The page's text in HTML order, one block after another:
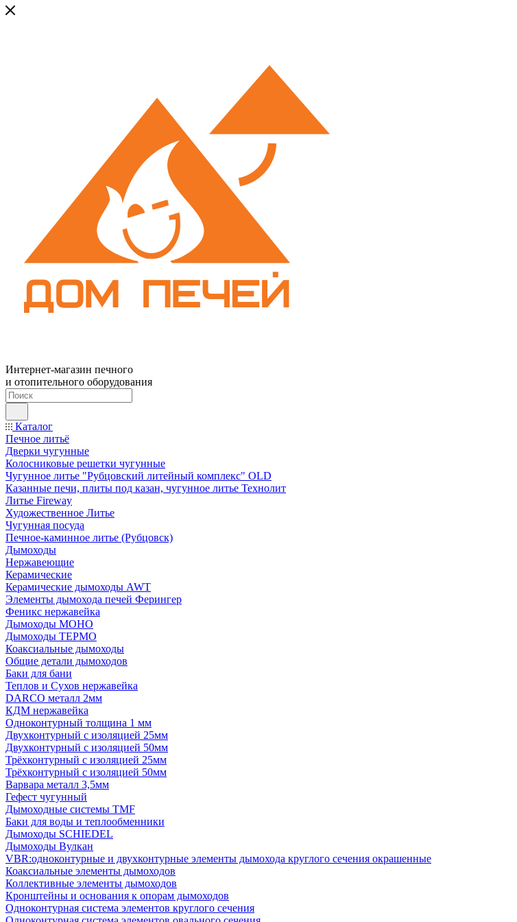
Интернет-магазин печного
и отопительного оборудования
Каталог
Печное литьё
Дверки чугунные
Колосниковые решетки чугунные
Чугунное литье "Рубцовский литейный комплекс" OLD
Казанные печи, плиты под казан, чугунное литье Технолит
Литье Fireway
Художественное Литье
Чугунная посуда
Печное-каминное литье (Рубцовск)
Дымоходы
Нержавеющие
Керамические
Керамические дымоходы AWT
Элементы дымохода печей Ферингер
Феникс нержавейка
Дымоходы МОНО
Дымоходы ТЕРМО
Коаксиальные дымоходы
Общие детали дымоходов
Баки для бани
Теплов и Сухов нержавейка
DARCO металл 2мм
КДМ нержавейка
Одноконтурный толщина 1 мм
Двухконтурный с изоляцией 25мм
Двухконтурный с изоляцией 50мм
Трёхконтурный с изоляцией 25мм
Трёхконтурный с изоляцией 50мм
Варвара металл 3,5мм
Гефест чугунный
Дымоходные системы TMF
Баки для воды и теплообменники
Дымоходы SCHIEDEL
Дымоходы Вулкан
VBR:одноконтурные и двухконтурные элементы дымохода круглого сечения окрашенные
Коаксиальные элементы дымоходов
Коллективные элементы дымоходов
Кронштейны и основания к опорам дымоходов
Одноконтурная система элементов круглого сечения